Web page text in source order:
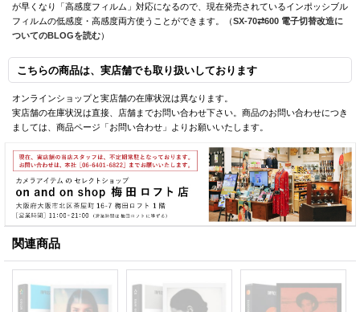
が早くなり「高感度フィルム」対応になるので、現在発売されているインポッシブル
フィルムの低感度・高感度両方使うことができます。（SX-70⇄600 電子切替改造に
ついてのBLOGを読む）
こちらの商品は、実店舗でも取り扱いしております
オンラインショップと実店舗の在庫状況は異なります。
実店舗の在庫状況は直接、店舗までお問い合わせ下さい。商品のお問い合わせにつき
ましては、商品ページ「お問い合わせ」よりお願いいたします。
関連商品